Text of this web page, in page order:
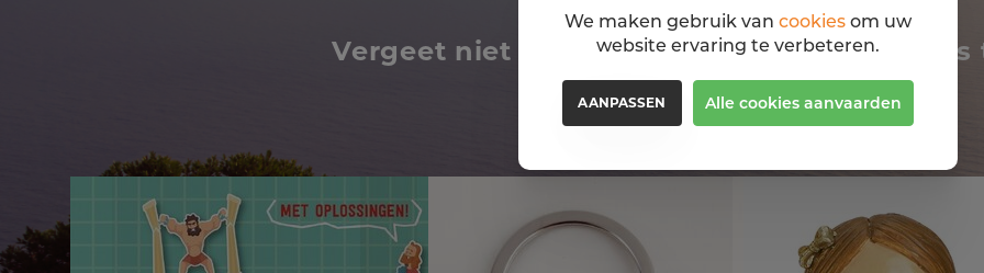
Vergeet niet om deze geschenken ook eens
We maken gebruik van cookies om uw
website ervaring te verbeteren.
AANPASSEN Alle cookies aanvaarden